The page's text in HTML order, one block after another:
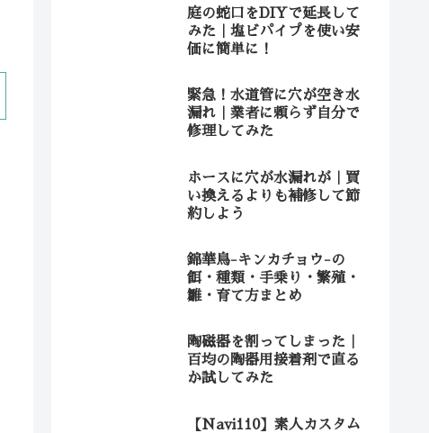
庭の蛇口をDIYで延長して
みた｜塩ビパイプを使い安
価に簡単に！
緊急！水道管に穴が空き水
漏れ｜業者に頼らず自分で
修理してみた
ホースに穴が水漏れが｜買
い換えるよりも補修して節
約しよう
錦華鳥-キンカチョウ-の
餌・種類・手乗り・繁殖・
雛・育て方まとめ
陶磁器を割ってしまった｜
百均の陶器用接着剤で直る
か試してみた
【Navi110】素人カスタム